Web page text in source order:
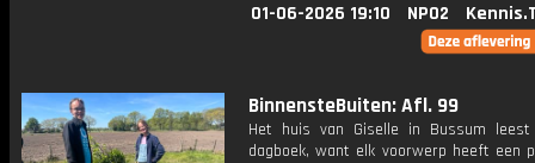
01-06-2026 19:10 NPO2
BinnensteBuiten: Afl. 99
Het huis van Giselle in Bussum
dagboek, want elk voorwerp heeft een